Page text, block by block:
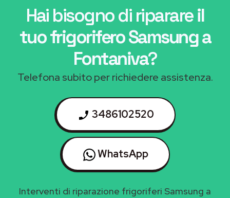
Hai bisogno di riparareil
tuo frigorifero Samsung a
Fontaniva?
Telefona subito per richiedere assistenza.
3486102520
WhatsApp
Interventi di riparazione frigoriferi Samsung a